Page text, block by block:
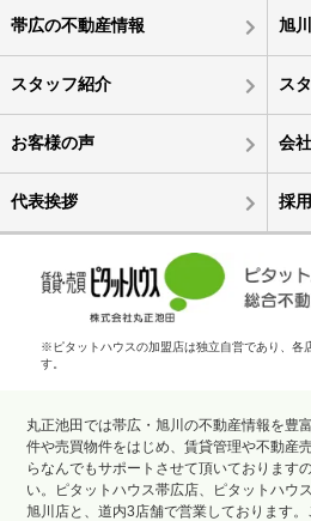
帯広の不動産情報 旭
スタッフ紹介 ス
お客様の声 会
代表挨拶 採
※ピタットハウスの加盟店は独立自営であり、各
す。
丸正池田では帯広・旭川の不動産情報を豊
件や売買物件をはじめ、賃貸管理や不動産
らなんでもサポートさせて頂いております
い。ピタットハウス帯広店、ピタットハウ
旭川店と、道内3店舗で営業しております。